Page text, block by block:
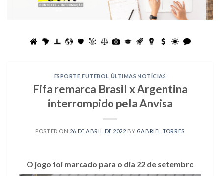
ESPORTE ,FUTEBOL ÚLTIMAS NOTÍCIAS
Fifa remarca Brasil x Argentina
interrompido pela Anvisa
POSTED ON 26 DE ABRIL DE 2022 BY GABRIEL TORRES
O jogo foi marcado para o dia 22 de setembro